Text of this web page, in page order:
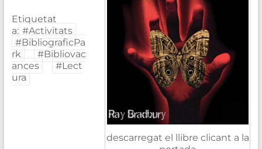
descarregat el llibre clicant a la
Etiquetat
a: #Activitats
#BibliograficPa
rk
#Bibliovac
ances
#Lect
ura